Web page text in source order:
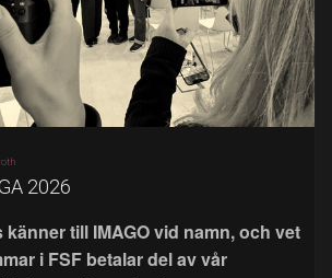
2026
känner till IMAGO vid namn, och vet
i FSF betalar del av vår